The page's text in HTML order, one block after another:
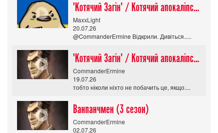
"Котячий Загін" / Котячий апокаліпсис / Cat Shit One
MaxxLight
20.07.26
@CommanderErmine Відкрили. Дивіться.....
"Котячий Загін" / Котячий апокаліпсис / Cat Shit One
CommanderErmine
19.07.26
тобто ніколи ніхто не побачить це, якщо....
Ванпанчмен (3 сезон)
CommanderErmine
02.07.26